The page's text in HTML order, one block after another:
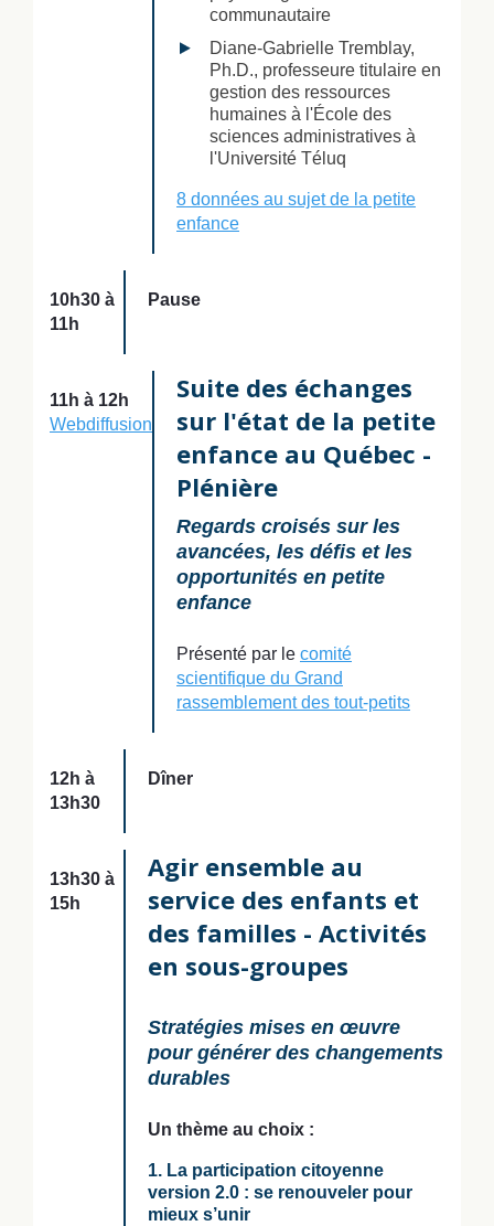
communautaire
Diane-Gabrielle Tremblay,
Ph.D., professeure titulaire en
gestion des ressources
humaines à l'École des
sciences administratives à
l'Université Téluq
8 données au sujet de la petite
enfance
10h30 à
11h
Pause
11h à 12h
Webdiffusion
Suite des échanges
sur l'état de la petite
enfance au Québec -
Plénière
Regards croisés sur les
avancées, les défis et les
opportunités en petite
enfance
Présenté par le comité
scientifique du Grand
rassemblement des tout-petits
12h à
13h30
Dîner
13h30 à
15h
Agir ensemble au
service des enfants et
des familles - Activités
en sous-groupes
Stratégies mises en œuvre
pour générer des changements
durables
Un thème au choix :
1. La participation citoyenne
version 2.0 : se renouveler pour
mieux s’unir